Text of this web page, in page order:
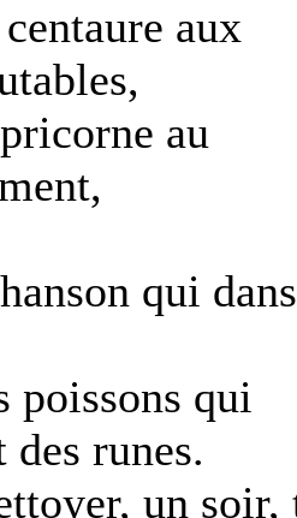
aux
au
qui
poissons qui
runes.
un soir,